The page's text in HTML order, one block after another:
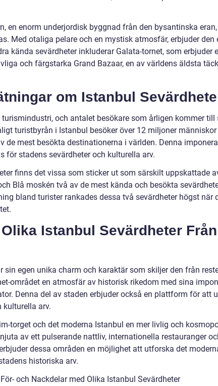
en enorm underjordisk byggnad från den bysantinska
Med otaliga pelare och en mystisk atmosfär, erbjuder den
kända sevärdheter inkluderar Galata-tornet, som erbjuder
och färgstarka Grand Bazaar, en av världens äldsta
om Istanbul
och antalet besökare som årligen kommer till
turistbyrån i Istanbul besöker över 12 miljoner
de mest besökta destinationerna i världen. Denna
för stadens sevärdheter och kulturella arv.
finns det vissa som sticker ut som särskilt uppskattade
Blå moskén två av de mest kända och besökta
bland turister rankades dessa två sevärdheter högst när
Istanbul Sevärdheter Från
sin egen unika charm och karaktär som skiljer den från
området en atmosfär av historisk rikedom med sina
Denna del av staden erbjuder också en plattform för att
kulturella arv.
torget och det moderna Istanbul en mer livlig och
av ett pulserande nattliv, internationella restauranger
dessa områden en möjlighet att utforska det
historiska arv.
och Nackdelar med Olika Istanbul Sevärdheter